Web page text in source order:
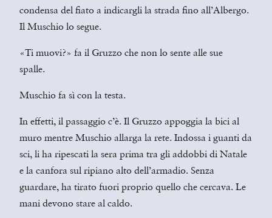
condensa del fiato a indicargli la strada fino all’Albergo.
Il Muschio lo segue.
«Ti muovi?» fa il Gruzzo che non lo sente alle sue
spalle.
Muschio fa sì con la testa.
In effetti, il passaggio c’è. Il Gruzzo appoggia la bici al
muro mentre Muschio allarga la rete. Indossa i guanti da
sci, li ha ripescati la sera prima tra gli addobbi di Natale
e la canfora sul ripiano alto dell’armadio. Senza
guardare, ha tirato fuori proprio quello che cercava. Le
mani devono stare al caldo.